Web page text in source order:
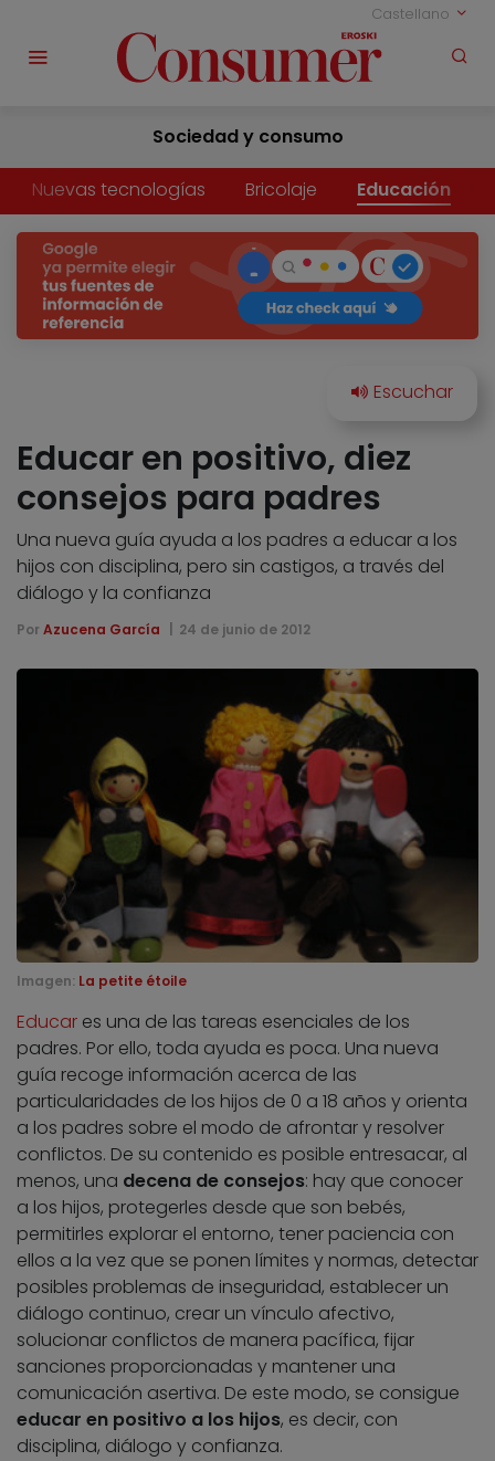
Castellano
Sociedad y consumo
Nuevas tecnologías Bricolaje Educación
Educar en positivo, diez
consejos para padres
Una nueva guía ayuda a los padres a educar a los
hijos con disciplina, pero sin castigos, a través del
diálogo y la confianza
Por Azucena García 24 de junio de 2012
Imagen: La petite étoile
Educar es una de las tareas esenciales de los
padres. Por ello, toda ayuda es poca. Una nueva
guía recoge información acerca de las
particularidades de los hijos de 0 a 18 años y orienta
a los padres sobre el modo de afrontar y resolver
conflictos. De su contenido es posible entresacar, al
menos, una decena de consejos: hay que conocer
a los hijos, protegerles desde que son bebés,
permitirles explorar el entorno, tener paciencia con
ellos a la vez que se ponen límites y normas, detectar
posibles problemas de inseguridad, establecer un
diálogo continuo, crear un vínculo afectivo,
solucionar conflictos de manera pacífica, fijar
sanciones proporcionadas y mantener una
comunicación asertiva. De este modo, se consigue
educar en positivo a los hijos, es decir, con
disciplina, diálogo y confianza.